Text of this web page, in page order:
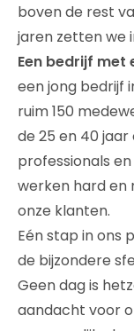
boven de rest
jaren zetten we
Een bedrijf met
een jong bedrijf
ruim 150
de 25 en 40 jaar
professionals
werken hard en
onze klanten.
Eén stap in ons
de bijzondere
Geen dag is
aandacht voor